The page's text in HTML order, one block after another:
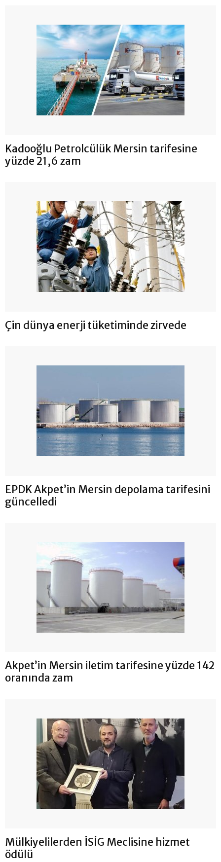
Kadooğlu Petrolcülük Mersin tarifesine
yüzde 21,6 zam
Çin dünya enerji tüketiminde zirvede
EPDK Akpet’in Mersin depolama tarifesini
güncelledi
Akpet’in Mersin iletim tarifesine yüzde 142
oranında zam
Mülkiyelilerden İSİG Meclisine hizmet
ödülü